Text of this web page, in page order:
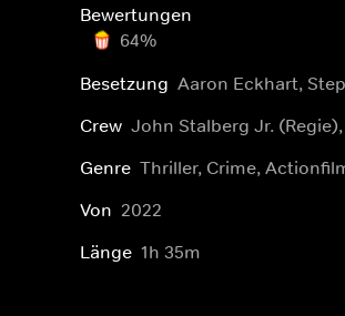
Bewertungen
64%
Besetzung Aaron Eckhart,
Crew John Stalberg Jr.
Genre Thriller, Crime,
Von 2022
Länge 1h 35m